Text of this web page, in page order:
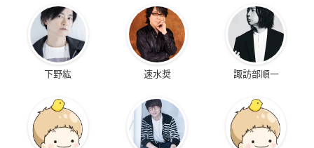
下野紘 速水奨 諏訪部順一